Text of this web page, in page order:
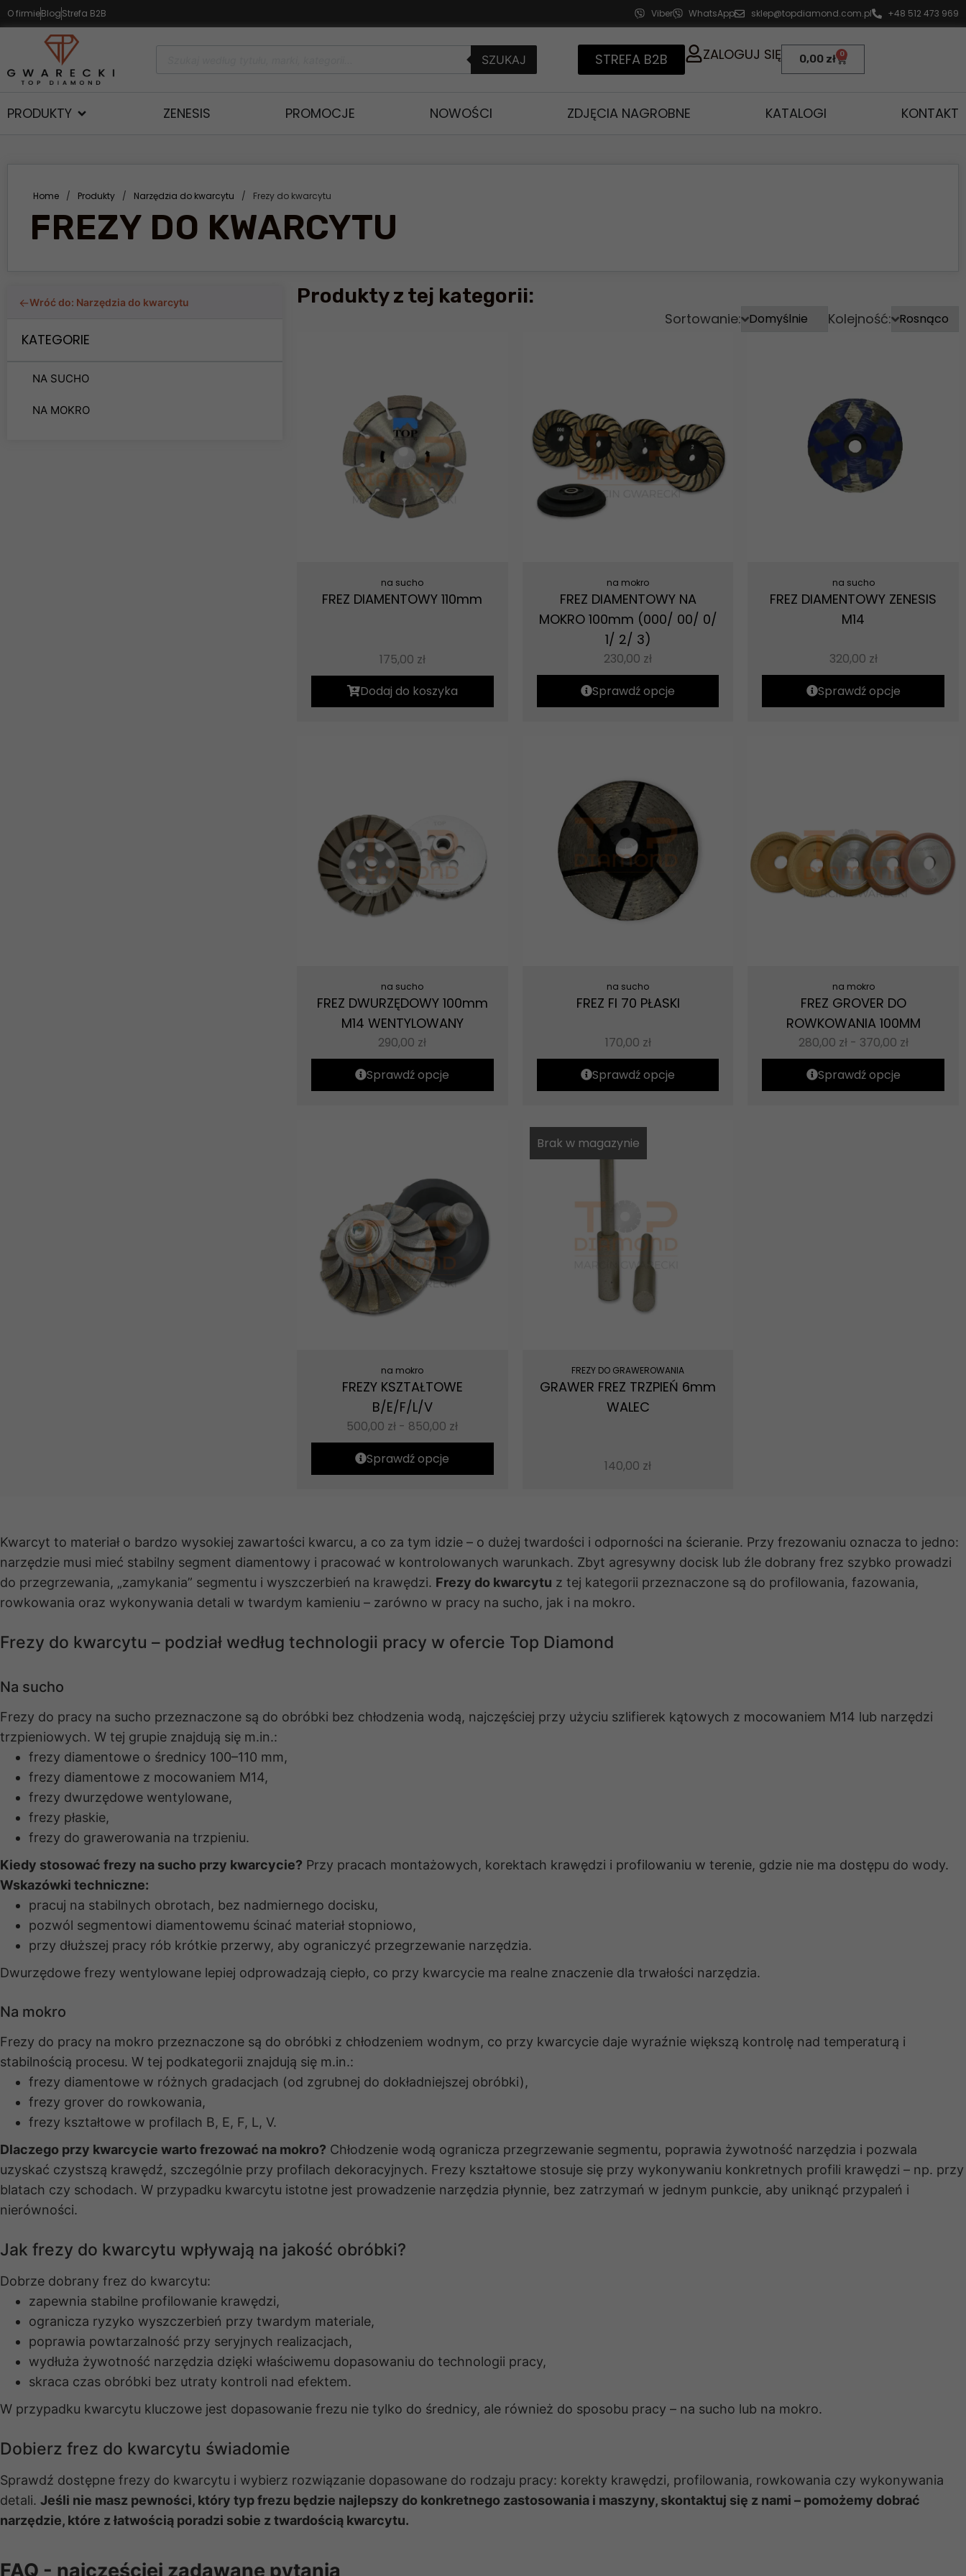
O firmieBlogStrefa B2B Viber WhatsApp sklep@topdiamond.com.pl +48 512 473 969
SZUKAJ STREFA B2B ZALOGUJ SIĘ 0,00 zł 0
PRODUKTY ZENESIS PROMOCJE NOWOŚCI ZDJĘCIA NAGROBNE KATALOGI KONTAKT
Home / Produkty / Narzędzia do kwarcytu / Frezy do kwarcytu
FREZY DO KWARCYTU
←Wróć do: Narzędzia do kwarcytu
KATEGORIE
NA SUCHO
NA MOKRO
Produkty z tej kategorii:
Sortowanie: Kolejność:
na sucho
FREZ DIAMENTOWY 110mm
175,00 zł
Dodaj do koszyka
na mokro
FREZ DIAMENTOWY NA
MOKRO 100mm (000/ 00/ 0/
1/ 2/ 3)
230,00 zł
Sprawdź opcje
na sucho
FREZ DIAMENTOWY ZENESIS
M14
320,00 zł
Sprawdź opcje
na sucho
FREZ DWURZĘDOWY 100mm
M14 WENTYLOWANY
290,00 zł
Sprawdź opcje
na sucho
FREZ FI 70 PŁASKI
170,00 zł
Sprawdź opcje
na mokro
FREZ GROVER DO
ROWKOWANIA 100MM
280,00 zł - 370,00 zł
Sprawdź opcje
na mokro
FREZY KSZTAŁTOWE
B/E/F/L/V
500,00 zł - 850,00 zł
Sprawdź opcje
Brak w magazynie
FREZY DO GRAWEROWANIA
GRAWER FREZ TRZPIEŃ 6mm
WALEC
140,00 zł
Kwarcyt to materiał o bardzo wysokiej zawartości kwarcu, a co za tym idzie – o dużej twardości i odporności na ścieranie. Przy frezowaniu oznacza to jedno:
narzędzie musi mieć stabilny segment diamentowy i pracować w kontrolowanych warunkach. Zbyt agresywny docisk lub źle dobrany frez szybko prowadzi
do przegrzewania, „zamykania” segmentu i wyszczerbień na krawędzi. Frezy do kwarcytu z tej kategorii przeznaczone są do profilowania, fazowania,
rowkowania oraz wykonywania detali w twardym kamieniu – zarówno w pracy na sucho, jak i na mokro.
Frezy do kwarcytu – podział według technologii pracy w ofercie Top Diamond
Na sucho
Frezy do pracy na sucho przeznaczone są do obróbki bez chłodzenia wodą, najczęściej przy użyciu szlifierek kątowych z mocowaniem M14 lub narzędzi
trzpieniowych. W tej grupie znajdują się m.in.:
frezy diamentowe o średnicy 100–110 mm,
frezy diamentowe z mocowaniem M14,
frezy dwurzędowe wentylowane,
frezy płaskie,
frezy do grawerowania na trzpieniu.
Kiedy stosować frezy na sucho przy kwarcycie? Przy pracach montażowych, korektach krawędzi i profilowaniu w terenie, gdzie nie ma dostępu do wody.
Wskazówki techniczne:
pracuj na stabilnych obrotach, bez nadmiernego docisku,
pozwól segmentowi diamentowemu ścinać materiał stopniowo,
przy dłuższej pracy rób krótkie przerwy, aby ograniczyć przegrzewanie narzędzia.
Dwurzędowe frezy wentylowane lepiej odprowadzają ciepło, co przy kwarcycie ma realne znaczenie dla trwałości narzędzia.
Na mokro
Frezy do pracy na mokro przeznaczone są do obróbki z chłodzeniem wodnym, co przy kwarcycie daje wyraźnie większą kontrolę nad temperaturą i
stabilnością procesu. W tej podkategorii znajdują się m.in.:
frezy diamentowe w różnych gradacjach (od zgrubnej do dokładniejszej obróbki),
frezy grover do rowkowania,
frezy kształtowe w profilach B, E, F, L, V.
Dlaczego przy kwarcycie warto frezować na mokro? Chłodzenie wodą ogranicza przegrzewanie segmentu, poprawia żywotność narzędzia i pozwala
uzyskać czystszą krawędź, szczególnie przy profilach dekoracyjnych. Frezy kształtowe stosuje się przy wykonywaniu konkretnych profili krawędzi – np. przy
blatach czy schodach. W przypadku kwarcytu istotne jest prowadzenie narzędzia płynnie, bez zatrzymań w jednym punkcie, aby uniknąć przypaleń i
nierówności.
Jak frezy do kwarcytu wpływają na jakość obróbki?
Dobrze dobrany frez do kwarcytu:
zapewnia stabilne profilowanie krawędzi,
ogranicza ryzyko wyszczerbień przy twardym materiale,
poprawia powtarzalność przy seryjnych realizacjach,
wydłuża żywotność narzędzia dzięki właściwemu dopasowaniu do technologii pracy,
skraca czas obróbki bez utraty kontroli nad efektem.
W przypadku kwarcytu kluczowe jest dopasowanie frezu nie tylko do średnicy, ale również do sposobu pracy – na sucho lub na mokro.
Dobierz frez do kwarcytu świadomie
Sprawdź dostępne frezy do kwarcytu i wybierz rozwiązanie dopasowane do rodzaju pracy: korekty krawędzi, profilowania, rowkowania czy wykonywania
detali. Jeśli nie masz pewności, który typ frezu będzie najlepszy do konkretnego zastosowania i maszyny, skontaktuj się z nami – pomożemy dobrać
narzędzie, które z łatwością poradzi sobie z twardością kwarcytu.
FAQ - najczęściej zadawane pytania
Te pliki cookie
do
funkcjonowania
strony
internetowej.
tego, jak
strona
internetowa
działała jak